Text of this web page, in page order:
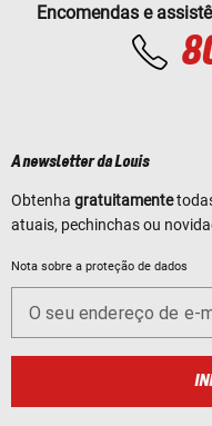
Encomendas e
A newsletter da Louis
Obtenha gratuitamente
atuais, pechinchas ou
Nota sobre a proteção de dados
O seu endereço de e-